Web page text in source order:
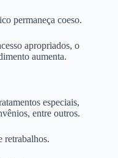
permaneça coeso.
apropriados, o
aumenta.
especiais,
entre outros.
retrabalhos.